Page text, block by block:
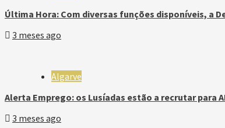
Última Hora: Com diversas funções disponíveis, a
3 meses ago
Algarve
Alerta Emprego: os Lusíadas estão a recrutar para
3 meses ago